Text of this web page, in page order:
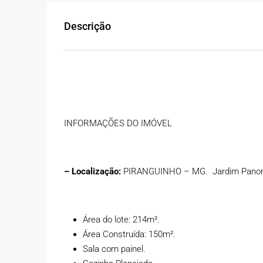
Descrição
INFORMAÇÕES DO IMÓVEL
– Localização: PIRANGUINHO – MG. Jardim
Área do lote: 214m².
Área Construída: 150m².
Sala com painel.